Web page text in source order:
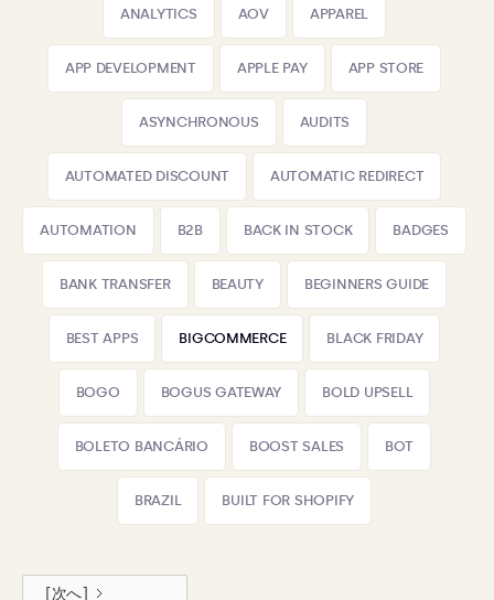
ANALYTICS AOV APPAREL
APP DEVELOPMENT APPLE PAY APP STORE
ASYNCHRONOUS AUDITS
AUTOMATED DISCOUNT AUTOMATIC REDIRECT
AUTOMATION B2B BACK IN STOCK BADGES
BANK TRANSFER BEAUTY BEGINNERS GUIDE
BEST APPS BIGCOMMERCE BLACK FRIDAY
BOGO BOGUS GATEWAY BOLD UPSELL
BOLETO BANCÁRIO BOOST SALES BOT
BRAZIL BUILT FOR SHOPIFY
[次へ]